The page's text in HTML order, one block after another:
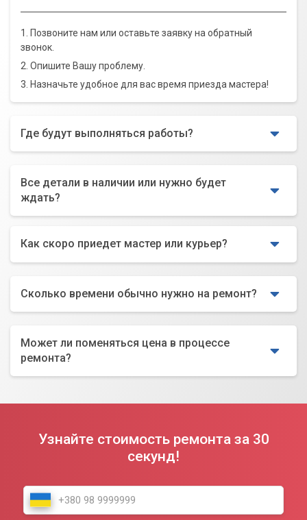
1. Позвоните нам или оставьте заявку на обратный
звонок.
2. Опишите Вашу проблему.
3. Назначьте удобное для вас время приезда мастера!
Где будут выполняться работы?
Все детали в наличии или нужно будет
ждать?
Как скоро приедет мастер или курьер?
Сколько времени обычно нужно на ремонт?
Может ли поменяться цена в процессе
ремонта?
Узнайте стоимость ремонта за 30
секунд!